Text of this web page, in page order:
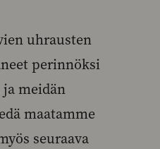
uhrausten
perinnöksi
meidän
maatamme
seuraava